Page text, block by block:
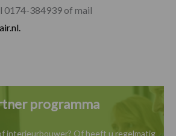
0174-384939 of mail
programma
interieurbouwer? Of heeft u regelmatig